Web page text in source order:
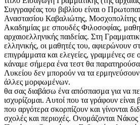
Συγγραφέας του βιβλίου είναι ο
Αναστασίου Καβαλιώτης, Μοσχοπολίτης
Ακαδημίας με σπουδές Φιλοσοφίας,
αρχαιοελληνικής παιδείας. Στη
ελληνικής, οι μαθητές του, αφιερώνουν
επιγράμματα και ελεγείες, γραμμένες
κάναμε σήμερα ένα τεστ θα
Λυκείου δεν μπορούν να τα
άλλες μορφωμένων.
θα σας διαβάσω ένα απόσπασμα για να
ισχυρίζομαι. Αυτοί που τα γράφουν
που αργότερα σκορπίζουν και γίνονται
σχολές και περιοχές. Ονομάζονται